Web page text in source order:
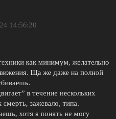
14:56:20
как минимум, желательно
Ща же даже на полной
в течение нескольких
смерть, зажевало, типа.
хотя я понять не могу